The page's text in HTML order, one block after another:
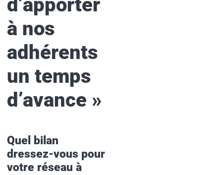
d’apporter
à nos
adhérents
un temps
d’avance »
Quel bilan
dressez-vous pour
votre réseau à